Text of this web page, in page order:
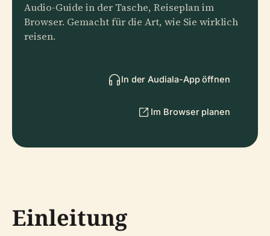
Audio-Guide in der Tasche, Reiseplan im
Browser. Gemacht für die Art, wie Sie wirklich
reisen.
In der Audiala-App öffnen
Im Browser planen
Einleitung